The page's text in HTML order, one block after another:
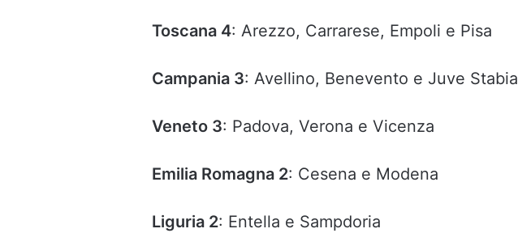
Toscana 4: Arezzo, Carrarese, Empoli e Pisa
Campania 3: Avellino, Benevento e Juve Stabia
Veneto 3: Padova, Verona e Vicenza
Emilia Romagna 2: Cesena e Modena
Liguria 2: Entella e Sampdoria